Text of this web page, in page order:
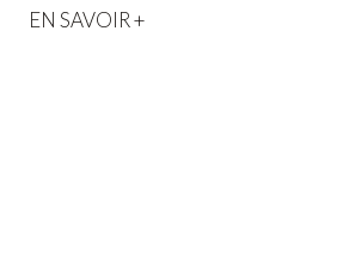
EN SAVOIR +